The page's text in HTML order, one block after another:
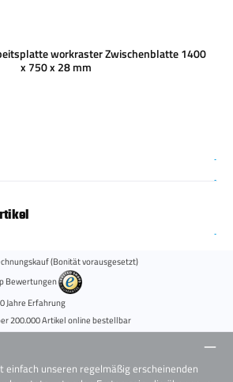
workraster Zwischenblatte 1400
x 750 x 28 mm
(Bonität vorausgesetzt)
Bewertungen
Jahre Erfahrung
200.000 Artikel online bestellbar
einfach unseren regelmäßig erscheinenden